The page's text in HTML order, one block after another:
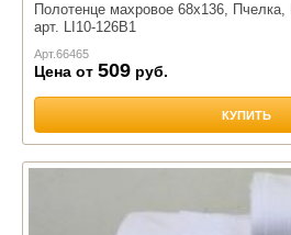
Полотенце махровое 68х136,
арт. LI10-126В1
Арт.66465
Цена от 509 руб.
КУПИТЬ